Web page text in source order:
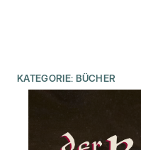
KATEGORIE: BÜCHER